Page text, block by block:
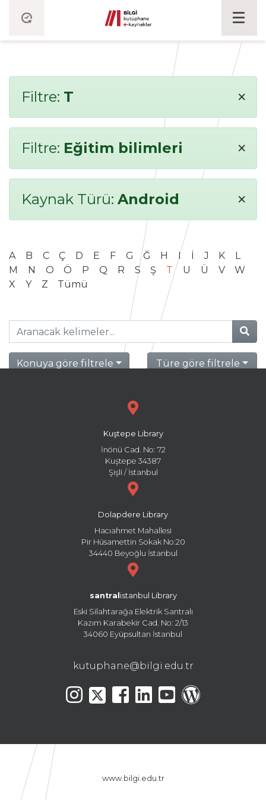
Filtre: T ×
Filtre: Eğitim bilimleri ×
Kaynak Türü: Android ×
A B C Ç D E F G Ğ H I İ J K
L
M
N O Ö P Q R S Ş T U Ü V
W
X
Y Z Tümü
Konuya göre filtrele Türe göre filtrele
Kuştepe Library
İnönü Cad. No: 72
Kuştepe 34387
Şişli / İstanbul
Dolapdere Library
Hacıahmet Mahallesi
Pir Hüsamettin Sokak No:20
34440 Beyoğlu İstanbul
santral istanbul Library
Eski Silahtarağa Elektrik Santralı
Kazım Karabekir Cad. No: 2/13
34060 Eyüpsultan İstanbul
kutuphane@bilgi.edu.tr
www.bilgi.edu.tr